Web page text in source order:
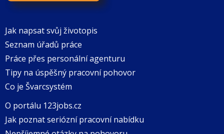
Jak napsat svůj životopis
Seznam úřadů práce
Práce přes personální agenturu
Tipy na úspěšný pracovní pohovor
Co je Švarcsystém
O portálu 123jobs.cz
Jak poznat seriózní pracovní nabídku